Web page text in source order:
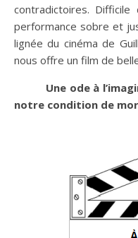
contradictoires.
performance sobre et
lignée du cinéma de
nous offre un film de
Une ode à
notre condition de